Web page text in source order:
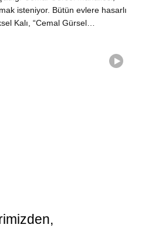
isteniyor. Bütün evlere hasarlı
Kalı, “Cemal Gürsel…